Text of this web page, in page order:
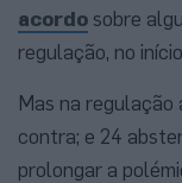
acordo sobre
regulação, no
Mas na
contra; e 24
prolongar a